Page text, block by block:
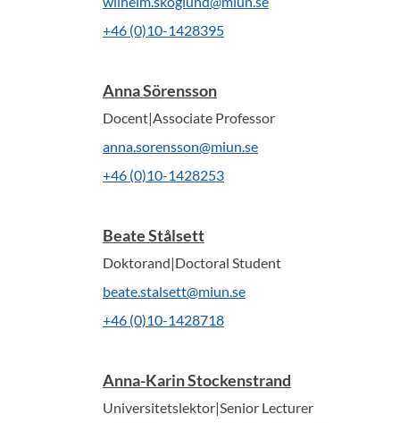
+46 (0)10-1428395
Anna Sörensson
Docent|Associate Professor
anna.sorensson@miun.se
+46 (0)10-1428253
Beate Stålsett
Doktorand|Doctoral Student
beate.stalsett@miun.se
+46 (0)10-1428718
Anna-Karin Stockenstrand
Universitetslektor|Senior Lecturer